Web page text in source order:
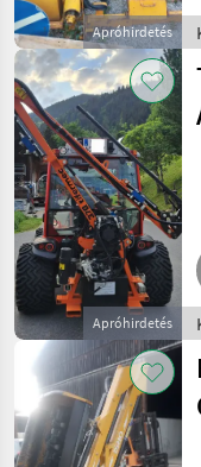
Apróhirdetés
Apróhirdetés